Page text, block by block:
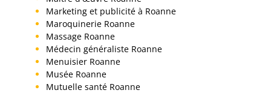
Marketing et publicité à Roanne
Maroquinerie Roanne
Massage Roanne
Médecin généraliste Roanne
Menuisier Roanne
Musée Roanne
Mutuelle santé Roanne